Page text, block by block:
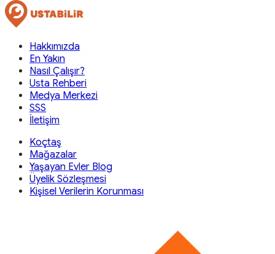
Hakkımızda
En Yakın
Nasıl Çalışır?
Usta Rehberi
Medya Merkezi
SSS
İletişim
Koçtaş
Mağazalar
Yaşayan Evler Blog
Üyelik Sözleşmesi
Kişisel Verilerin Korunması